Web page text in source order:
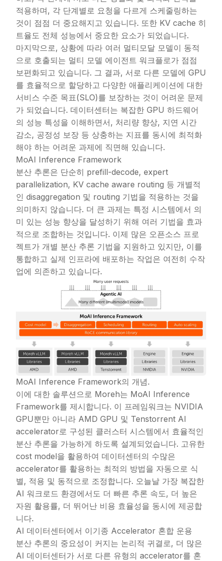
적용하며, 각 단계별로 요청을 다르게 스케줄링하는
것이 점점 더 중요해지고 있습니다. 또한 KV cache 히
트율도 전체 성능에서 중요한 요소가 되었습니다.
마지막으로, 상황에 따라 여러 멀티모달 모델이 동적
으로 호출되는 멀티 모델 에이전트 워크플로가 점점
보편화되고 있습니다. 그 결과, 서로 다른 모델에 GPU
를 효율적으로 할당하고 다양한 애플리케이션에 대한
서비스 수준 목표(SLO)를 보장하는 것이 어려운 문제
가 되었습니다. 데이터센터는 복잡한 GPU 하드웨어
의 성능 특성을 이해하면서, 처리량 향상, 지연 시간
감소, 공정성 보장 등 상충하는 지표를 동시에 최적화
해야 하는 어려운 과제에 직면해 있습니다.
MoAI Inference Framework
분산 추론은 단순히 prefill-decode, expert
parallelization, KV cache aware routing 등 개별적
인 disaggregation 및 routing 기법을 적용하는 것을
의미하지 않습니다. 더 큰 과제는 특정 시스템에서 의
미 있는 성능 향상을 달성하기 위해 여러 기법을 효과
적으로 조합하는 것입니다. 이제 많은 오픈소스 프로
젝트가 개별 분산 추론 기법을 지원하고 있지만, 이를
통합하고 실제 인프라에 배포하는 작업은 여전히 수작
업에 의존하고 있습니다.
MoAI Inference Framework의 개념.
이에 대한 솔루션으로 Moreh는 MoAI Inference
Framework를 제시합니다. 이 프레임워크는 NVIDIA
GPU뿐만 아니라 AMD GPU 및 Tenstorrent AI
accelerator로 구성된 클러스터 시스템에서 효율적인
분산 추론을 가능하게 하도록 설계되었습니다. 고유한
cost model을 활용하여 데이터센터의 수많은
accelerator를 활용하는 최적의 방법을 자동으로 식
별, 적용 및 동적으로 조정합니다. 오늘날 가장 복잡한
AI 워크로드 환경에서도 더 빠른 추론 속도, 더 높은
자원 활용률, 더 뛰어난 비용 효율성을 동시에 제공합
니다.
AI 데이터센터에서 이기종 Accelerator 혼합 운용
분산 추론의 중요성이 커지는 논리적 귀결로, 더 많은
AI 데이터센터가 서로 다른 유형의 accelerator를 혼